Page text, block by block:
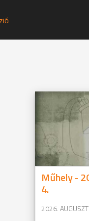
Műhely -
4.
2026.